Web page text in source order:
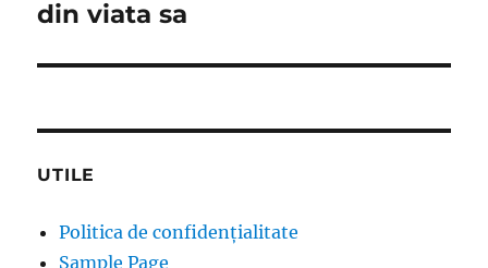
din viata sa
UTILE
Politica de confidențialitate
Sample Page